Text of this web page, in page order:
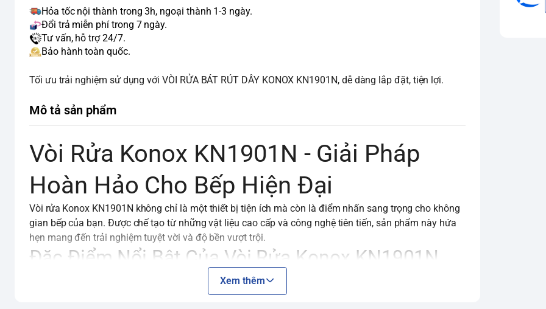
Hỏa tốc nội thành trong 3h, ngoại thành 1-3 ngày.
Đổi trả miễn phí trong 7 ngày.
Tư vấn, hỗ trợ 24/7.
Bảo hành toàn quốc.
Tối ưu trải nghiệm sử dụng với VÒI RỬA BÁT RÚT DÂY KONOX KN1901N, dễ dàng lắp đặt, tiện lợi.
Mô tả sản phẩm
Vòi Rửa Konox KN1901N - Giải Pháp
Hoàn Hảo Cho Bếp Hiện Đại
Vòi rửa Konox KN1901N không chỉ là một thiết bị tiện ích mà còn là điểm nhấn sang trọng cho không
gian bếp của bạn. Được chế tạo từ những vật liệu cao cấp và công nghệ tiên tiến, sản phẩm này hứa
hẹn mang đến trải nghiệm tuyệt vời và độ bền vượt trội.
Đặc Điểm Nổi Bật Của Vòi Rửa Konox KN1901N
Chất Liệu Đồng Thau CW617N Tiêu Chuẩn Châu Âu
Vòi rửa Konox KN1901N được đúc từ hợp kim đồng 59% theo tiêu chuẩn Châu Âu CW617N. Chất liệu
Xem thêm